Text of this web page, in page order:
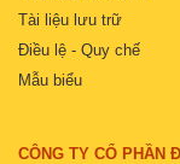
Tài liệu lưu trữ
Điều lệ - Quy chế
Mẫu biểu
CÔNG TY CỔ PHẦN